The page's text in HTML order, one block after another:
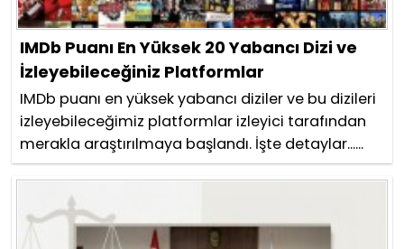
IMDb Puanı En Yüksek 20 Yabancı Dizi ve
İzleyebileceğiniz Platformlar
IMDb puanı en yüksek yabancı diziler ve bu dizileri
izleyebileceğimiz platformlar izleyici tarafından
merakla araştırılmaya başlandı. İşte detaylar......